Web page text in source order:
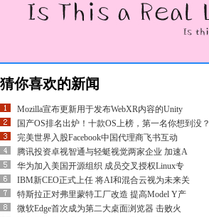
猜你喜欢的新闻
Mozilla宣布更新用于发布WebXR内容的Unity
国产OS排名出炉！十款OS上榜，第一名你想到没？
完美世界入股Facebook中国代理商飞书互动
腾讯投资卓视智通与轻蜓视觉两家企业 加速A
华为加入美国开源组织 成员交叉授权Linux专
IBM新CEO正式上任 将AI和混合云视为未来关
特斯拉正对弗里蒙特工厂改造 提高Model Y产
微软Edge首次成为第二大桌面浏览器 击败火